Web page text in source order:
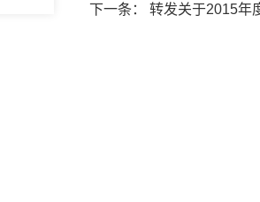
下一条： 转发关于2015年